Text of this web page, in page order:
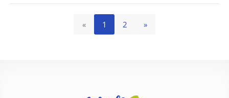
« 1 2 »